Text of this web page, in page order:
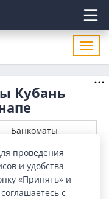
Кубань
Банкоматы
Карта Список
проведения
и удобства
«Принять» и
с